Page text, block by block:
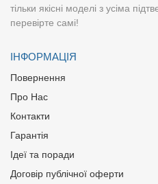
тільки якісні моделі з усіма
перевірте самі!
ІНФОРМАЦІЯ
Повернення
Про Нас
Контакти
Гарантія
Ідеї та поради
Договір публічної оферти